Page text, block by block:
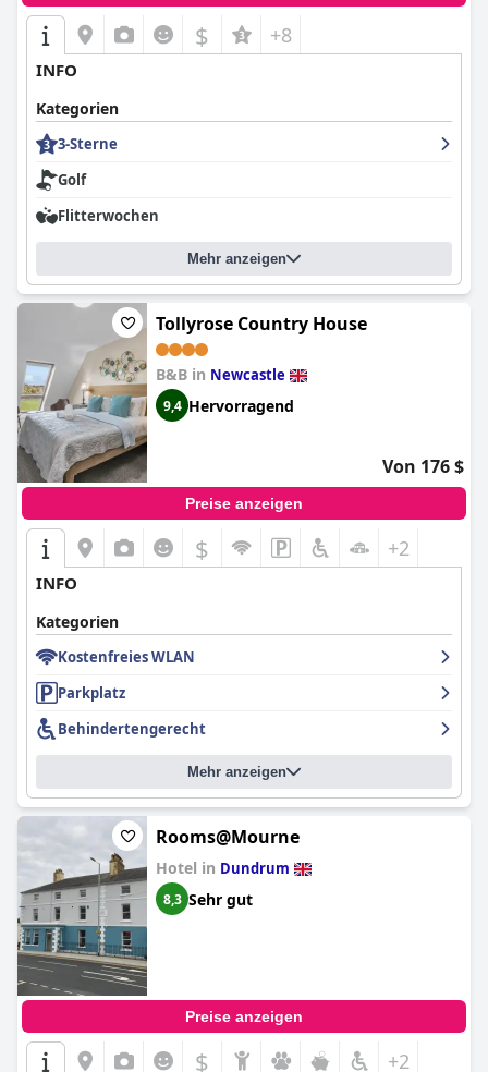
$ +8
INFO
Kategorien
3-Sterne
Golf
Flitterwochen
Mehr anzeigen
Tollyrose Country House
B&B in Newcastle
9,4 Hervorragend
Von 176 $
Preise anzeigen
$ +2
INFO
Kategorien
Kostenfreies WLAN
Parkplatz
Behindertengerecht
Mehr anzeigen
Rooms@Mourne
Hotel in Dundrum
8,3 Sehr gut
Preise anzeigen
$ +2